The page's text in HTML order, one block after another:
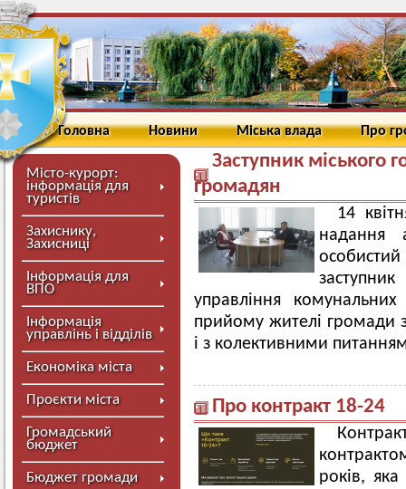
Головна Новини Міська влада Про
Місто-курорт:
інформація для
туристів
Захиснику,
Захисниці
Інформація для
ВПО
Інформація
управлінь і відділів
Економіка міста
Проєкти міста
Громадський
бюджет
Бюджет громади
Заступник міського
громадян
14
надання
управління
прийому жителі громади
і з колективними
Про контракт 18-24
років,